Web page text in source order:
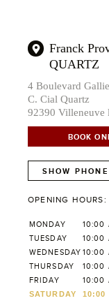
Franck
QUARTZ
4 Boulevard
C. Cial Quartz
92390 Villeneuve
BOOK
SHOW
OPENING HOURS:
MONDAY
10:00
TUESDAY
10:00
WEDNESDAY 10:00
THURSDAY
10:00
FRIDAY
10:00
SATURDAY
10:00